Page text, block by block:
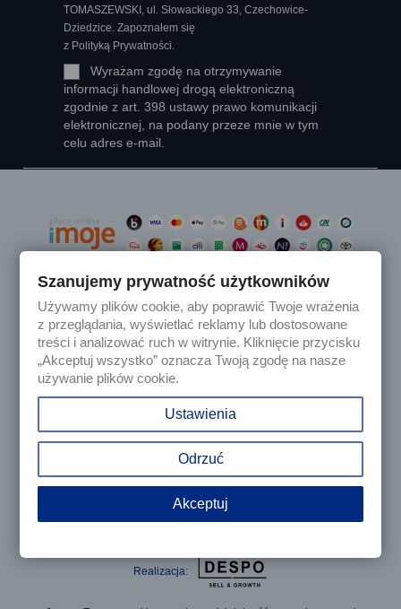
TOMASZEWSKI, ul. Słowackiego 33, Czechowice-
Dziedzice. Zapoznałem się
z Polityką Prywatności.
Wyrażam zgodę na otrzymywanie
informacji handlowej drogą elektroniczną
zgodnie z art. 398 ustawy prawo komunikacji
elektronicznej, na podany przeze mnie w tym
celu adres e-mail.
Produkty 
Nasza firma 
© 2025 - Sklep internetowy Tomczesci.pl. Wszelkie prawa
Realizacja:
Szanujemy prywatność użytkowników
Używamy plików cookie, aby poprawić Twoje wrażenia
z przeglądania, wyświetlać reklamy lub dostosowane
treści i analizować ruch w witrynie. Kliknięcie przycisku
„Akceptuj wszystko” oznacza Twoją zgodę na nasze
używanie plików cookie.
Ustawienia
Odrzuć
Akceptuj